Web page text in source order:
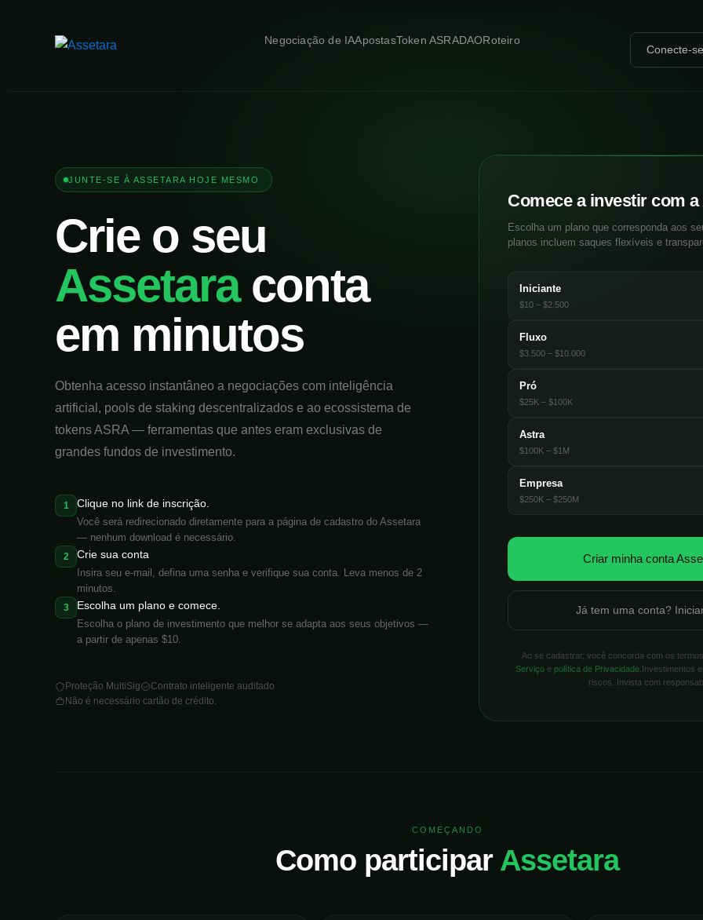
Negociação de IAApostasToken ASRADAORoteiro
Conecte-se
JUNTE-SE À ASSETARA HOJE MESMO
Crie o seu
Assetaraconta
em minutos
Obtenha acesso instantâneo a negociações com inteligência
artificial, pools de staking descentralizados e ao ecossistema de
tokens ASRA — ferramentas que antes eram exclusivas de
grandes fundos de investimento.
1 Clique no link de inscrição.
Você será redirecionado diretamente para a página de cadastro do Assetara
— nenhum download é necessário.
2 Crie sua conta
Insira seu e-mail, defina uma senha e verifique sua conta. Leva menos de 2
minutos.
3 Escolha um plano e comece.
Escolha o plano de investimento que melhor se adapta aos seus objetivos —
a partir de apenas $10.
Proteção MultiSig
Contrato inteligente auditado
Não é necessário cartão de crédito.
Comece a investir com
Escolha um plano que corresponda aos
planos incluem saques flexíveis e
Iniciante
$10 – $2.500
Fluxo
$3.500 – $10.000
Pró
$25K – $100K
Astra
$100K – $1M
Empresa
$250K – $250M
Criar minha conta
Já tem uma conta?
Ao se cadastrar, você concorda com os
Serviço e política de Privacidade .Investimentos
riscos. Invista com
COMEÇANDO
Como participar Assetara